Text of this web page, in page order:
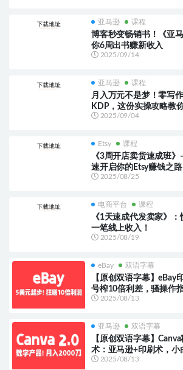
亚马逊 课程
博客秒变畅销书！《亚
你6周出书赚新收入
2025/09/14
亚马逊 课程
月入万元不是梦！零写
KDP，这份实操攻略教
2025/09/04
Etsy 课程
《3周开店卖货速成班
速开启你的Etsy赚钱之路
2025/08/25
电商平台 课程
《1天速成代发卖家》
一笔线上收入！
2025/08/19
eBay 双语字幕
【原创双语字幕】eBay
号榨10倍利差，骚操作
2025/08/13
亚马逊 双语字幕
【原创双语字幕】
术：亚马逊+印刷术，小
2025/08/13